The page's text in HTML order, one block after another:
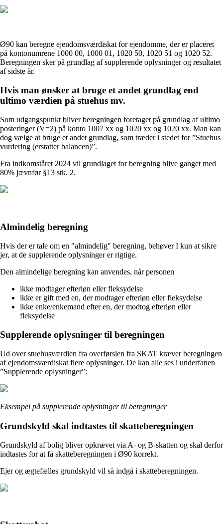
Ø90 kan beregne ejendomsværdiskat for ejendomme, der er placeret
på kontonumrene 1000 00, 1000 01, 1020 50, 1020 51 og 1020 52.
Beregningen sker på grundlag af supplerende oplysninger og resultatet
af sidste år.
Hvis man ønsker at bruge et andet grundlag end
ultimo værdien på stuehus mv.
Som udgangspunkt bliver beregningen foretaget på grundlag af ultimo
posteringer (V=2) på konto 1007 xx og 1020 xx og 1020 xx. Man kan
dog vælge at bruge et andet grundlag, som træder i stedet for ”Stuehus
vurdering (erstatter balancen)”.
Fra indkomståret 2024 vil grundlaget for beregning blive ganget med
80% jævnfør §13 stk. 2.
Almindelig beregning
Hvis der er tale om en "almindelig" beregning, behøver I kun at sikre
jer, at de supplerende oplysninger er rigtige.
Den almindelige beregning kan anvendes, når personen
ikke modtager efterløn eller fleksydelse
ikke er gift med en, der modtager efterløn eller fleksydelse
ikke enke/enkemand efter en, der modtog efterløn eller
fleksydelse
Supplerende oplysninger til beregningen
Ud over stuehusværdien fra overførslen fra SKAT kræver beregningen
af ejendomsværdiskat flere oplysninger. De kan alle ses i underfanen
”Supplerende oplysninger”:
Eksempel på supplerende oplysninger til beregninger
Grundskyld skal indtastes til skatteberegningen
Grundskyld af bolig bliver opkrævet via A- og B-skatten og skal derfor
indtastes for at få skatteberegningen i Ø90 korrekt.
Ejer og ægtefælles grundskyld vil så indgå i skatteberegningen.